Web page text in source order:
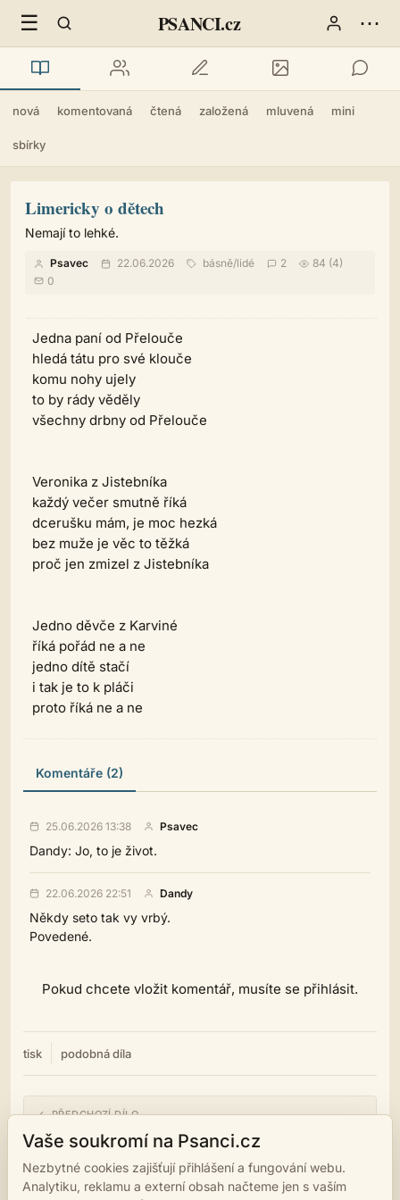
☰ PSANCI.cz ⋯
nová komentovaná čtená založená mluvená mini
sbírky
Limericky o dětech
Nemají to lehké.
Psavec 22.06.2026 básně/lidé 2
84 (4)
0
Jedna paní od Přelouče
hledá tátu pro své klouče
komu nohy ujely
to by rády věděly
všechny drbny od Přelouče
Veronika z Jistebníka
každý večer smutně říká
dcerušku mám, je moc hezká
bez muže je věc to těžká
proč jen zmizel z Jistebníka
Jedno děvče z Karviné
říká pořád ne a ne
jedno dítě stačí
i tak je to k pláči
proto říká ne a ne
Komentáře (2)
25.06.2026 13:38 Psavec
Dandy: Jo, to je život.
22.06.2026 22:51 Dandy
Někdy seto tak vy vrbý.
Povedené.
Pokud chcete vložit komentář, musíte se přihlásit.
tisk podobná díla
← PŘEDCHOZÍ DÍLO
Milování s babkou
NÁSLEDUJÍCÍ DÍLO →
Vaše soukromí na Psanci.cz
Nezbytné cookies zajišťují přihlášení a fungování webu.
Analytiku, reklamu a externí obsah načteme jen s vaším